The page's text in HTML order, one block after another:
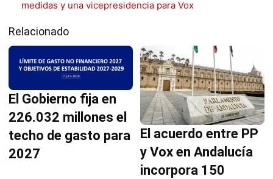
medidas y una vicepresidencia para Vox
Relacionado
El Gobierno fija en
226.032 millones el
techo de gasto para
2027
El acuerdo entre PP
y Vox en Andalucía
incorpora 150